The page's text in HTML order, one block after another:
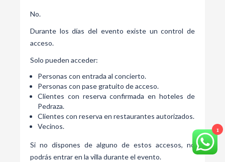
No.
Durante los días del evento existe un control de
acceso.
Solo pueden acceder:
Personas con entrada al concierto.
Personas con pase gratuito de acceso.
Clientes con reserva confirmada en hoteles de
Pedraza.
Clientes con reserva en restaurantes autorizados.
Vecinos.
Si no dispones de alguno de estos accesos, no
podrás entrar en la villa durante el evento.
1